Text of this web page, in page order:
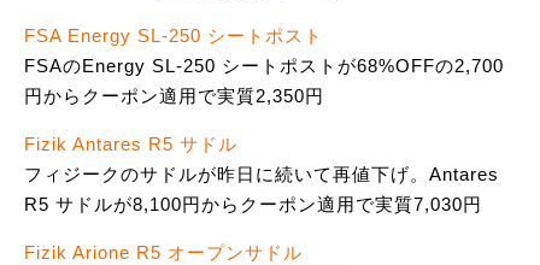
FSA Energy SL-250 シートポスト
FSAのEnergy SL-250 シートポストが68%OFFの2,700
円からクーポン適用で実質2,350円
Fizik Antares R5 サドル
フィジークのサドルが昨日に続いて再値下げ。Antares
R5 サドルが8,100円からクーポン適用で実質7,030円
Fizik Arione R5 オープンサドル